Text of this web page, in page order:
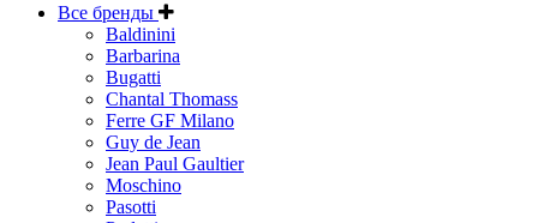
Все бренды
Baldinini
Barbarina
Bugatti
Chantal Thomass
Ferre GF Milano
Guy de Jean
Jean Paul Gaultier
Moschino
Pasotti